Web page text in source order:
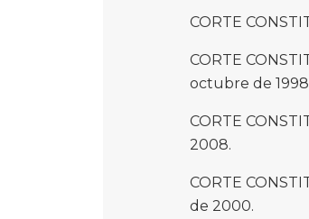
CORTE
CORTE
octubre de
CORTE
2008.
CORTE
de 2000.